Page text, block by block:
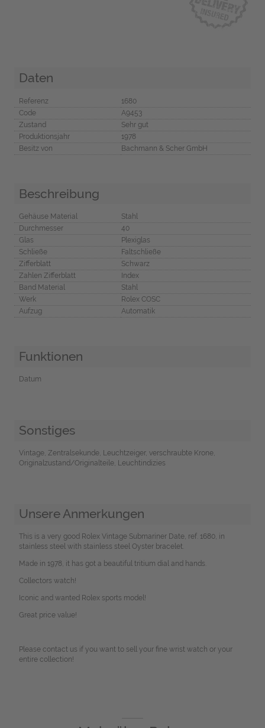
Daten
Referenz
1680
Code
A9453
Zustand
Sehr gut
Produktionsjahr
1978
Besitz von
Bachmann & Scher GmbH
Beschreibung
Gehäuse Material
Stahl
Durchmesser
40
Glas
Plexiglas
Schließe
Faltschließe
Zifferblatt
Schwarz
Zahlen Zifferblatt
Index
Band Material
Stahl
Werk
Rolex COSC
Aufzug
Automatik
Funktionen
Datum
Sonstiges
Vintage, Zentralsekunde, Leuchtzeiger, verschraubte Krone,
Originalzustand/Originalteile, Leuchtindizies
Unsere Anmerkungen
This is a very good Rolex Vintage Submariner Date, ref. 1680, in
stainless steel with stainless steel Oyster bracelet.
Made in 1978, it has got a beautiful tritium dial and hands.
Collectors watch!
Iconic and wanted Rolex sports model!
Great price value!
Please contact us if you want to sell your fine wrist watch or your
entire collection!